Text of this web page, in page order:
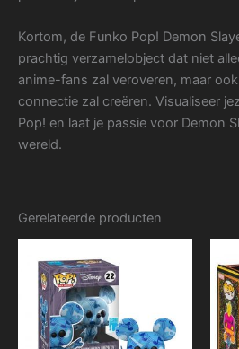
Kortom, de Funko Pop! Demon
prachtig verzamelobject dat niet
anime-fans zal veroveren, maar
connectie zal creëren. Visualiseer
Pop! en laat je passie voor Demon
wereld.
Gerelateerde producten